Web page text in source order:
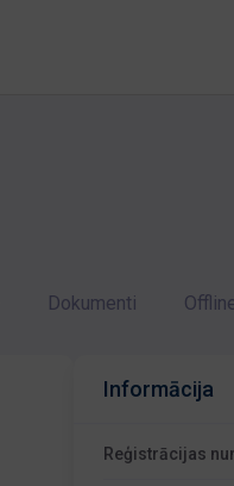
Dokumenti
Informācija
Reģistrācijas